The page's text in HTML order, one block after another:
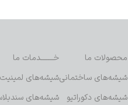
محصولات ما
شیشه‌های ساختمانی
شیشه‌های دکوراتیو
خـــــــدمات ما
شیشه‌های لمینیت
شیشه‌های